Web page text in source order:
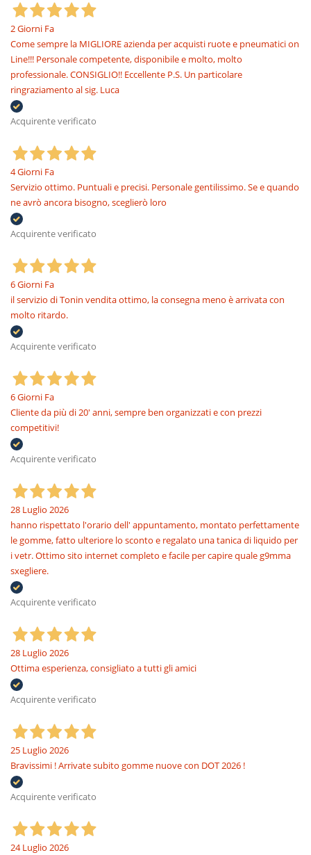
2 Giorni Fa
Come sempre la MIGLIORE azienda per acquisti ruote e pneumatici on
Line!!! Personale competente, disponibile e molto, molto
professionale. CONSIGLIO!! Eccellente P.S. Un particolare
ringraziamento al sig. Luca
Acquirente verificato
4 Giorni Fa
Servizio ottimo. Puntuali e precisi. Personale gentilissimo. Se e quando
ne avrò ancora bisogno, sceglierò loro
Acquirente verificato
6 Giorni Fa
il servizio di Tonin vendita ottimo, la consegna meno è arrivata con
molto ritardo.
Acquirente verificato
6 Giorni Fa
Cliente da più di 20' anni, sempre ben organizzati e con prezzi
competitivi!
Acquirente verificato
28 Luglio 2026
hanno rispettato l'orario dell' appuntamento, montato perfettamente
le gomme, fatto ulteriore lo sconto e regalato una tanica di liquido per
i vetr. Ottimo sito internet completo e facile per capire quale g9mma
sxegliere.
Acquirente verificato
28 Luglio 2026
Ottima esperienza, consigliato a tutti gli amici
Acquirente verificato
25 Luglio 2026
Bravissimi ! Arrivate subito gomme nuove con DOT 2026 !
Acquirente verificato
24 Luglio 2026